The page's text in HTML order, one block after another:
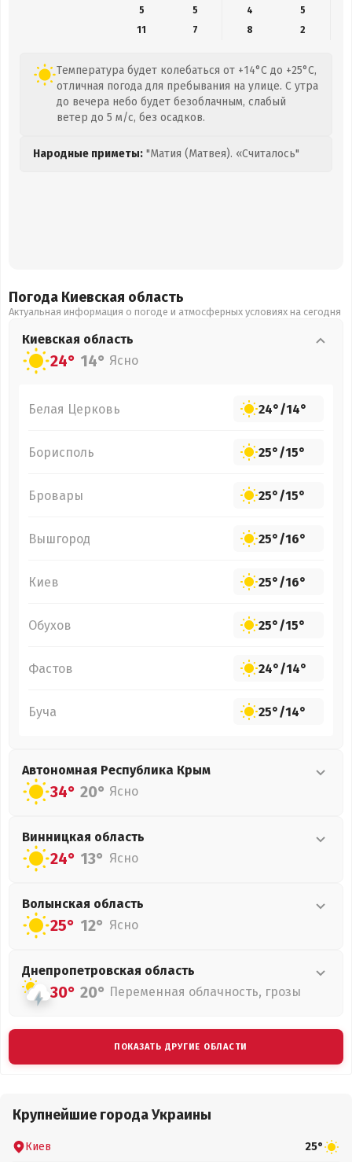
5
5 4
5
11
7 8 2
Температура будет колебаться от +14°C до +25°C,
отличная погода для пребывания на улице. С утра
до вечера небо будет безоблачным, слабый
ветер до 5 м/с, без осадков.
Народные приметы: "Матия (Матвея). «Считалось"
Погода Киевская область
Актуальная информация о погоде и атмосферных условиях на сегодня
Киевская область
24° 14° Ясно
Белая Церковь 24°/14°
Борисполь 25°/15°
Бровары 25°/15°
Вышгород 25°/16°
Киев 25°/16°
Обухов 25°/15°
Фастов 24°/14°
Буча 25°/14°
Автономная Республика Крым
34° 20° Ясно
Винницкая область
24° 13° Ясно
Волынская область
25° 12° Ясно
Днепропетровская область
30° 20° Переменная облачность, грозы
ПОКАЗАТЬ ДРУГИЕ ОБЛАСТИ
Крупнейшие города Украины
Киев 25°